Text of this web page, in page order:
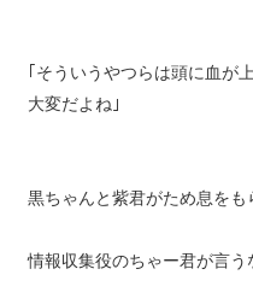
｢そういうやつらは頭に血が
大変だよね｣
黒ちゃんと紫君がため息をも
情報収集役のちゃー君が言う